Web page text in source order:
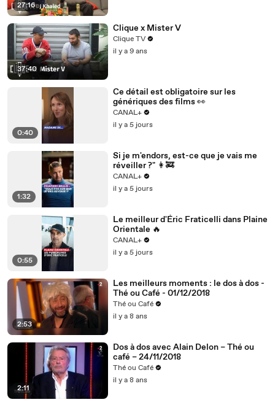
27:16
37:40
Clique x Mister V
Clique TV
il y a 9 ans
0:40
Ce détail est obligatoire sur les
génériques des films 👀
CANAL+
il y a 5 jours
1:32
Si je m'endors, est-ce que je vais me
réveiller ?" 👩‍🚒
CANAL+
il y a 5 jours
0:55
Le meilleur d'Éric Fraticelli dans Plaine
Orientale 🔥
CANAL+
il y a 5 jours
2:53
Les meilleurs moments : le dos à dos -
Thé ou Café - 01/12/2018
Thé ou Café
il y a 8 ans
2:11
Dos à dos avec Alain Delon – Thé ou
café – 24/11/2018
Thé ou Café
il y a 8 ans